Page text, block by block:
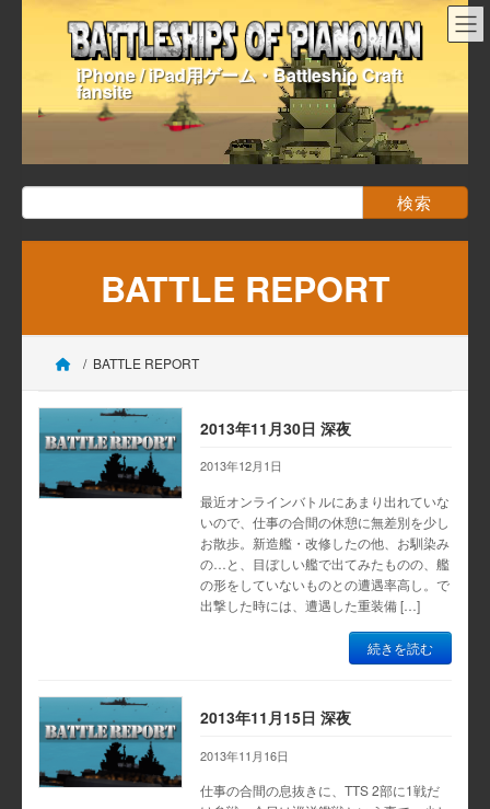
へ
キ
ッ
ョ
に
移
iPhone / iPad用ゲーム・Battleship Craft
fansite
検
索:
BATTLE REPORT
BATTLE REPORT
2013年11月30日 深夜
2013年12月1日
最近オンラインバトルにあまり出れていな
いので、仕事の合間の休憩に無差別を少し
お散歩。新造艦・改修したの他、お馴染み
の…と、目ぼしい艦で出てみたものの、艦
の形をしていないものとの遭遇率高し。で
出撃した時には、遭遇した重装備 […]
続きを読む
2013年11月15日 深夜
2013年11月16日
仕事の合間の息抜きに、TTS 2部に1戦だ